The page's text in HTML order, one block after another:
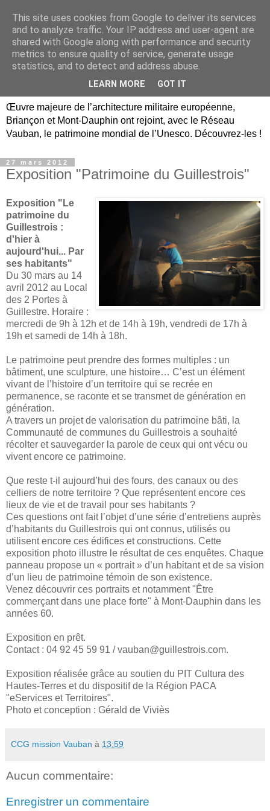
Briançon, Mont-Dauphin,
Vauban Unesco Hautes-
Œuvre majeure de l’architecture militaire européenne,
Briançon et Mont-Dauphin ont rejoint, avec le Réseau
Vauban, le patrimoine mondial de l’Unesco. Découvrez-les !
27 mars 2012
Exposition "Patrimoine du Guillestrois"
Exposition "Le
patrimoine du
Guillestrois :
d'hier à
aujourd'hui... Par
ses habitants"
Du 30 mars au 14
avril 2012 au Local
des 2 Portes à
Guillestre. Horaire :
mercredi de 9h à 12h et de 14h à 19h, vendredi de 17h à
19h etsamedi de 14h à 18h.
Le patrimoine peut prendre des formes multiples : un
bâtiment, une sculpture, une histoire… C’est un élément
vivant de l’histoire d’un territoire qui se recrée en
permanence, se raconte et se transmet de génération en
génération.
A travers un projet de valorisation du patrimoine bâti, la
Communauté de communes du Guillestrois a souhaité
récolter et sauvegarder la parole de ceux qui ont vécu ou
vivent encore ce patrimoine.
Que reste t-il aujourd’hui des fours, des canaux ou des
celliers de notre territoire ? Que représentent encore ces
lieux de vie et de travail pour ses habitants ?
Ces questions ont fait l’objet d’une série d’entretiens auprès
d’habitants du Guillestrois qui ont connus, utilisés ou
utilisent encore ces édifices et constructions. Cette
exposition photo illustre le résultat de ces enquêtes. Chaque
panneau propose un « portrait » d’un habitant et de sa vision
d’un lieu de patrimoine témoin de son existence.
Venez découvrir ces portraits et notamment "Être
commerçant dans une place forte" à Mont-Dauphin dans les
années 60.
Exposition en prêt.
Contact : 04 92 45 59 91 / vauban@guillestrois.com.
Exposition réalisée grâce au soutien du PIT Cultura des
Hautes-Terres et du dispositif de la Région PACA
"eServices et Territoires".
Photo et conception : Gérald de Viviès
CCG mission Vauban à 13:59
Aucun commentaire:
Enregistrer un commentaire
This site uses cookies from Google to deliver its services
and to analyze traffic. Your IP address and user-agent are
shared with Google along with performance and security
metrics to ensure quality of service, generate usage
statistics, and to detect and address abuse.
LEARN MORE GOT IT